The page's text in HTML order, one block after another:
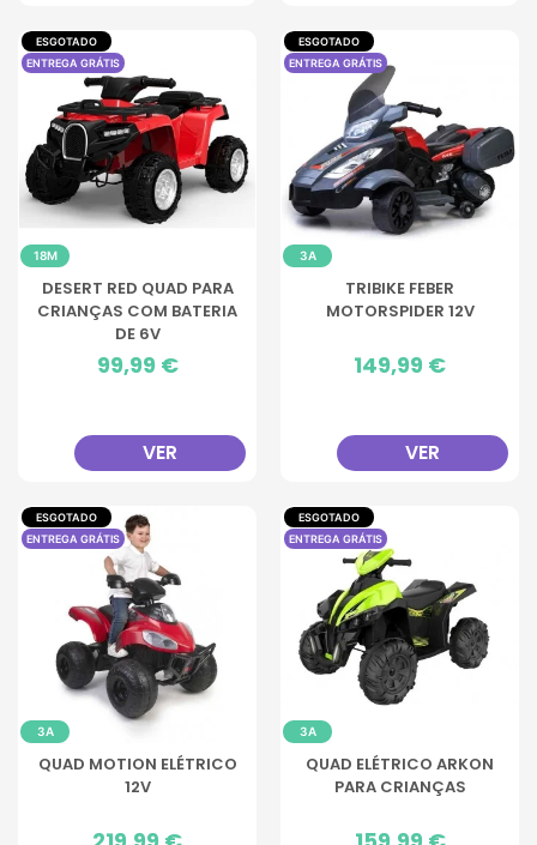
ESGOTADO
ENTREGA GRÁTIS
18M
DESERT RED QUAD PARA
CRIANÇAS COM BATERIA
DE 6V
Preço
99,99 €
VER
ESGOTADO
ENTREGA GRÁTIS
3A
TRIBIKE FEBER
MOTORSPIDER 12V
Preço
149,99 €
VER
ESGOTADO
ENTREGA GRÁTIS
3A
QUAD MOTION ELÉTRICO
12V
Preço
ESGOTADO
ENTREGA GRÁTIS
3A
QUAD ELÉTRICO ARKON
PARA CRIANÇAS
Preço